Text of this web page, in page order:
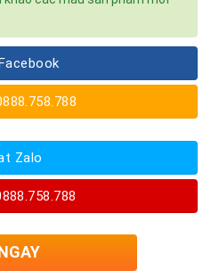
Zalo